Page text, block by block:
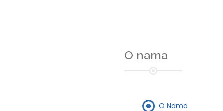
O nama
O Nama